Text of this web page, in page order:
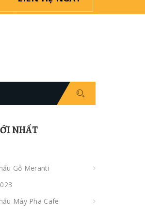
NHẤT
Gỗ Meranti
Máy Pha Cafe